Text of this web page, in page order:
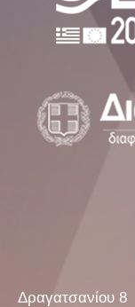
Δραγατσανίου 8